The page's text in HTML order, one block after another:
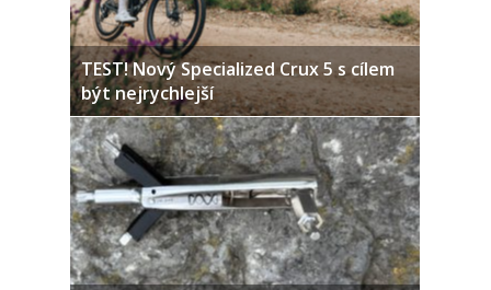
TEST! Nový Specialized Crux 5 s cílem
být nejrychlejší